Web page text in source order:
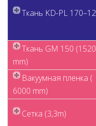
Ткань KD-PL
Ткань GM 150 (1520
mm)
Вакуумная пленка (
6000 mm)
Сетка (3,3m)